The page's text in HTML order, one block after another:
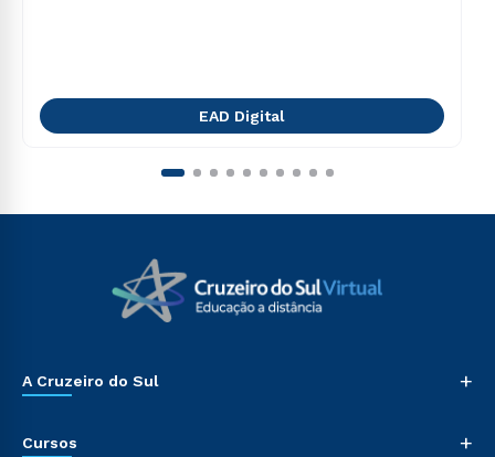
EAD Digital
A Cruzeiro do Sul +
Cursos +